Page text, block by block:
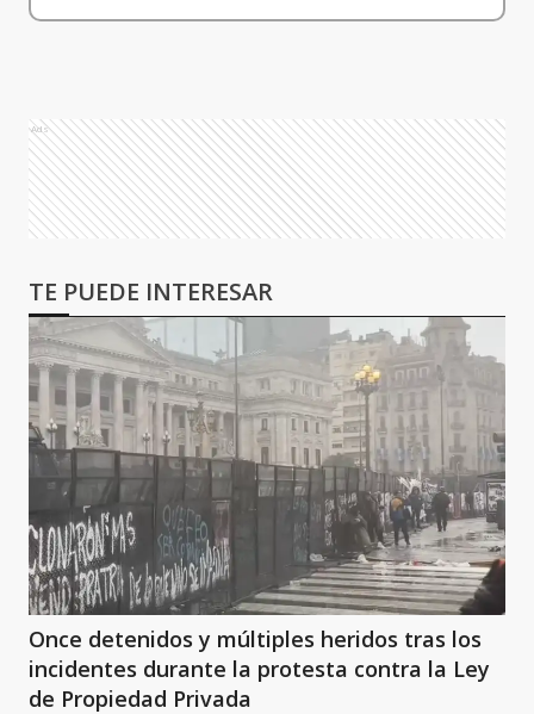
Ads
TE PUEDE INTERESAR
Once detenidos y múltiples heridos tras los
incidentes durante la protesta contra la Ley
de Propiedad Privada